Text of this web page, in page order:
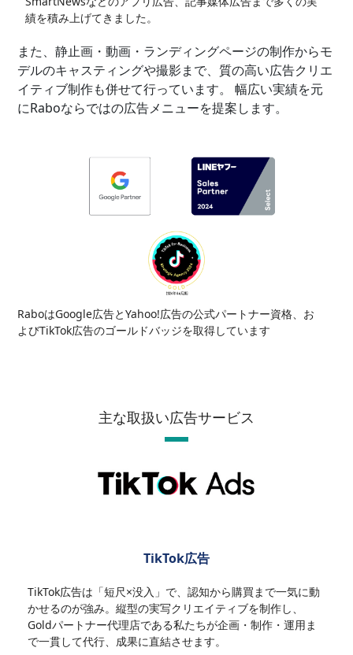
績を積み上げてきました。
また、静止画・動画・ランディングページの制作からモ
デルのキャスティングや撮影まで、 質の高い広告クリエ
イティブ制作も併せて行っています。 幅広い実績を元
にRaboならではの広告メニューを提案します。
RaboはGoogle広告とYahoo!広告の公式パートナー資格、お
よびTikTok広告のゴールドバッジを取得しています
主な取扱い広告サービス
TikTok広告
TikTok広告は「短尺×没入」で、認知から購買まで一気に動
かせるのが強み。縦型の実写クリエイティブを制作し、
Goldパートナー代理店である私たちが企画・制作・運用ま
で一貫して代行、成果に直結させます。